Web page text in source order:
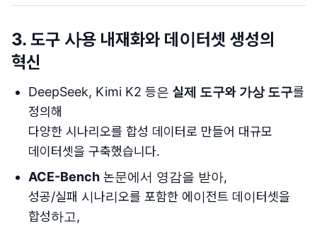
3. 도구 사용 내재화와 데이터셋 생성의
혁신
DeepSeek, Kimi K2 등은 실제 도구와 가상 도구를
정의해
다양한 시나리오를 합성 데이터로 만들어 대규모
데이터셋을 구축했습니다.
ACE-Bench 논문에서 영감을 받아,
성공/실패 시나리오를 포함한 에이전트 데이터셋을
합성하고,